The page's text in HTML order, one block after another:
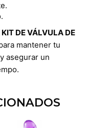
DE VÁLVULA DE
mantener tu
asegurar un